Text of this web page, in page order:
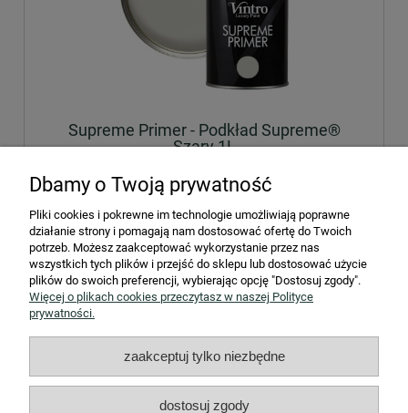
Supreme Primer - Podkład Supreme®
Szary 1L
195,00 zł
zawiera 23% VAT, bez kosztów dostawy
do koszyka
STREFA KLIENTA
Współpraca B2B
Dbamy o Twoją prywatność
Pliki cookies i pokrewne im technologie umożliwiają poprawne
działanie strony i pomagają nam dostosować ofertę do Twoich
potrzeb. Możesz zaakceptować wykorzystanie przez nas
wszystkich tych plików i przejść do sklepu lub dostosować użycie
plików do swoich preferencji, wybierając opcję "Dostosuj zgody".
Więcej o plikach cookies przeczytasz w naszej Polityce
prywatności.
zaakceptuj tylko niezbędne
dostosuj zgody